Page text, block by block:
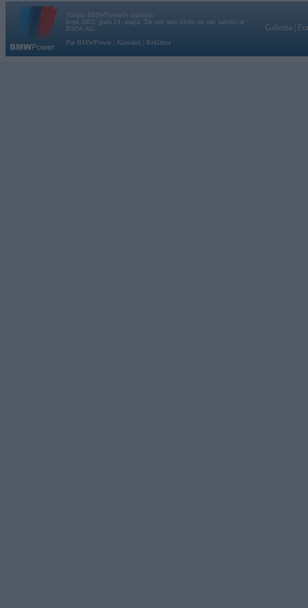
Vortāls BMWPower.lv darbojas
kopš 2002. gada 14. maija. Tas nav auto klubs un nav saistīts ar
BMW AG.
Par BMWPower
Kontakti Reklāma
Galvena